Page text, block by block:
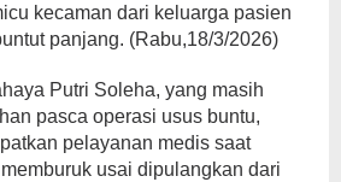
kecaman dari keluarga pasien
panjang. (Rabu,18/3/2026)
Putri Soleha, yang masih
pasca operasi usus buntu,
pelayanan medis saat
usai dipulangkan dari